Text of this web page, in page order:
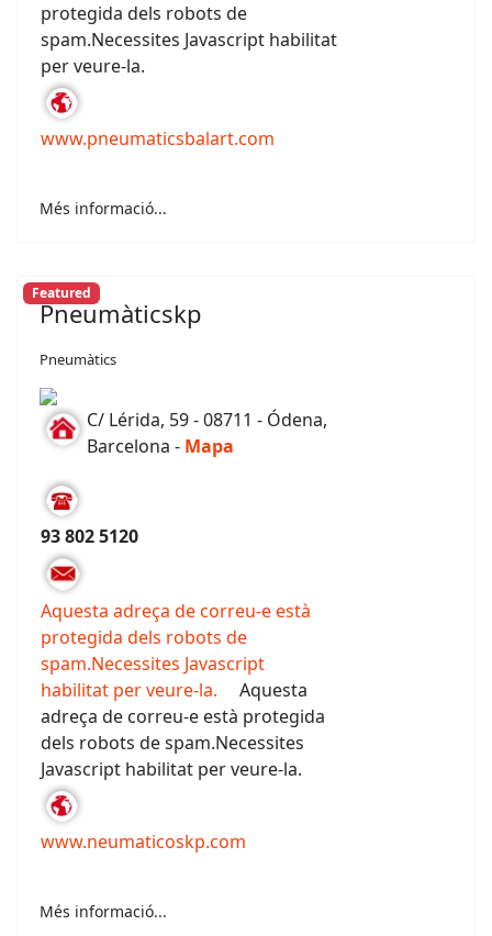
protegida dels robots de
spam.Necessites Javascript habilitat
per veure-la.
www.pneumaticsbalart.com
Més informació...
Featured
Pneumàticskp
Pneumàtics
C/ Lérida, 59 - 08711 - Ódena,
Barcelona - Mapa
93 802 5120
Aquesta adreça de correu-e està
protegida dels robots de
spam.Necessites Javascript
habilitat per veure-la.
Aquesta
adreça de correu-e està protegida
dels robots de spam.Necessites
Javascript habilitat per veure-la.
www.neumaticoskp.com
Més informació...